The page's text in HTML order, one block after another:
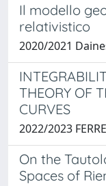
Il modello
relativistico
2020/2021
THEORY OF
CURVES
2022/2023
On the
Spaces of